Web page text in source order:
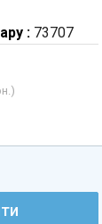
: 73707
)